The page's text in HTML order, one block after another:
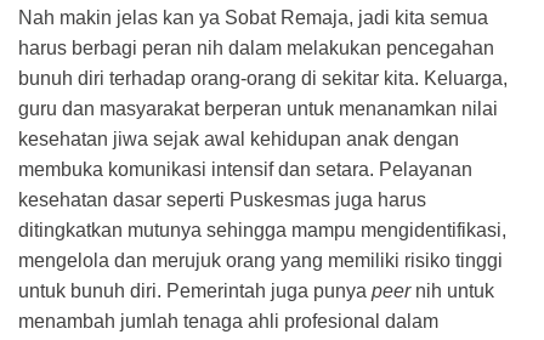
Nah makin jelas kan ya Sobat Remaja, jadi kita semua
harus berbagi peran nih dalam melakukan pencegahan
bunuh diri terhadap orang-orang di sekitar kita. Keluarga,
guru dan masyarakat berperan untuk menanamkan nilai
kesehatan jiwa sejak awal kehidupan anak dengan
membuka komunikasi intensif dan setara. Pelayanan
kesehatan dasar seperti Puskesmas juga harus
ditingkatkan mutunya sehingga mampu mengidentifikasi,
mengelola dan merujuk orang yang memiliki risiko tinggi
untuk bunuh diri. Pemerintah juga punya peernih untuk
menambah jumlah tenaga ahli profesional dalam